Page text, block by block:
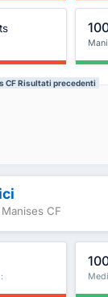
CF Risultati precedenti
CF